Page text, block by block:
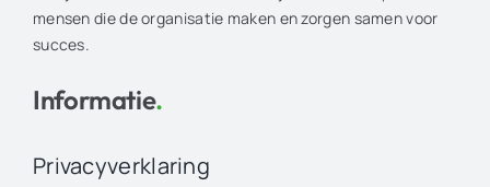
mensen die de organisatie maken en zorgen samen voor
succes.
Informatie.
Privacyverklaring